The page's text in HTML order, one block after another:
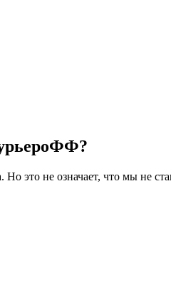
это не означает, что мы не